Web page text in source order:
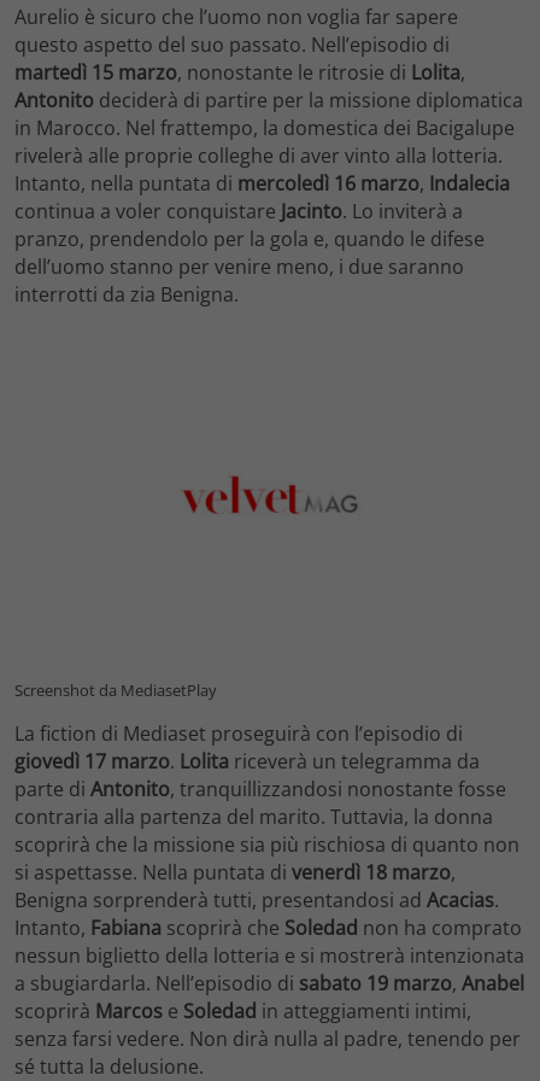
Aurelio è sicuro che l’uomo non voglia far sapere
questo aspetto del suo passato. Nell’episodio di
martedì 15 marzo, nonostante le ritrosie di Lolita,
Antonito deciderà di partire per la missione diplomatica
in Marocco. Nel frattempo, la domestica dei Bacigalupe
rivelerà alle proprie colleghe di aver vinto alla lotteria.
Intanto, nella puntata di mercoledì 16 marzo, Indalecia
continua a voler conquistare Jacinto. Lo inviterà a
pranzo, prendendolo per la gola e, quando le difese
dell’uomo stanno per venire meno, i due saranno
interrotti da zia Benigna.
Screenshot da MediasetPlay
La fiction di Mediaset proseguirà con l’episodio di
giovedì 17 marzo. Lolita riceverà un telegramma da
parte di Antonito, tranquillizzandosi nonostante fosse
contraria alla partenza del marito. Tuttavia, la donna
scoprirà che la missione sia più rischiosa di quanto non
si aspettasse. Nella puntata di venerdì 18 marzo,
Benigna sorprenderà tutti, presentandosi ad Acacias.
Intanto, Fabiana scoprirà che Soledad non ha comprato
nessun biglietto della lotteria e si mostrerà intenzionata
a sbugiardarla. Nell’episodio di sabato 19 marzo, Anabel
scoprirà Marcos e Soledad in atteggiamenti intimi,
senza farsi vedere. Non dirà nulla al padre, tenendo per
sé tutta la delusione.